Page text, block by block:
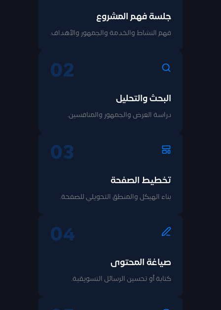
جلسة فهم المشروع
فهم النشاط والخدمة والجمهور والأهداف.
02
البحث والتحليل
دراسة العرض والجمهور والمنافسين.
03
تخطيط الصفحة
بناء الهيكل والمنطق التحويلي للصفحة.
04
صياغة المحتوى
كتابة أو تحسين الرسائل التسويقية.